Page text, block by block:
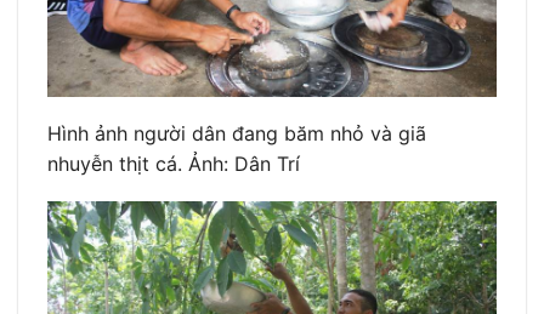
Hình ảnh người dân đang băm nhỏ và giã
nhuyễn thịt cá. Ảnh: Dân Trí